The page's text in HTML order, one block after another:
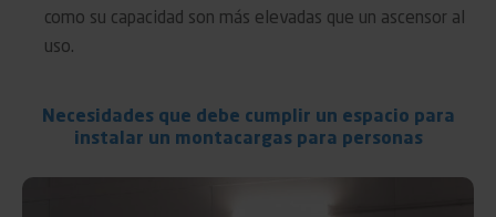
como su capacidad son más elevadas que un ascensor al
uso.
Necesidades que debe cumplir un espacio para
instalar un montacargas para personas